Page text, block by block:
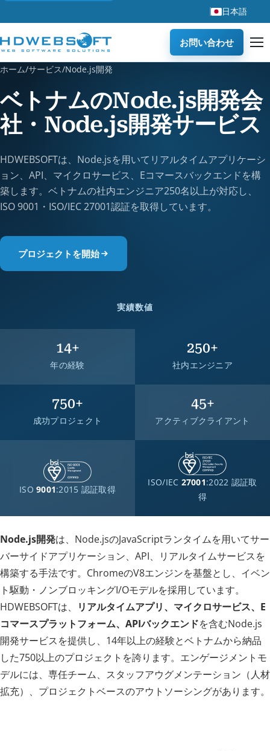
日本語
お問い合わせ
ホーム/サービス/Node.js開発
ベトナムのNode.js開発会
社・Node.js開発サービス
HDWEBSOFTは、Node.jsを用いてリアルタイムアプリケーシ
ョン、API、マイクロサービス、Eコマースバックエンドを構
築します。ベトナムの社内エンジニア250名以上が対応し、
ISO 9001・ISO/IEC 27001認証を取得しています。
プロジェクトを開始
実績数値
14+
年の経験
250+
社内エンジニア
750+
成功プロジェクト
45+
アクティブクライアント
ISO9001:2015 認証取得
ISO/IEC 27001:2022 認証取
得
Node.js開発は、Node.jsのJavaScriptランタイムを用いてサー
バーサイドアプリケーション、API、リアルタイムサービスを
構築する手法です。ChromeのV8エンジンを基盤とし、イベン
ト駆動・ノンブロッキングI/Oモデルを採用しています。
HDWEBSOFTは、
リアルタイムアプリ、マイクロサービス、E
コマースプラットフォーム、APIバックエンドを含むNode.js
開発サービスを提供し、14年以上の経験とベトナムから納品
した750以上のプロジェクトを誇ります。エンゲージメントモ
デルには、専任チーム、スタッフアウグメンテーション（人材
拡充）、プロジェクトベースのアウトソーシングがあります。